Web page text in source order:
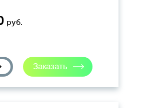
руб.